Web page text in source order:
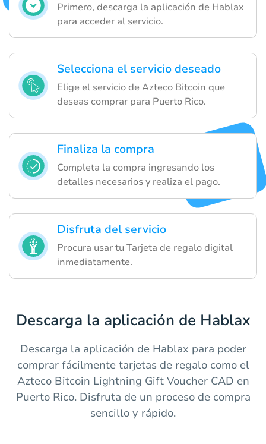
Primero, descarga la aplicación de Hablax
para acceder al servicio.
Selecciona el servicio deseado
Elige el servicio de Azteco Bitcoin que
deseas comprar para Puerto Rico.
Finaliza la compra
Completa la compra ingresando los
detalles necesarios y realiza el pago.
Disfruta del servicio
Procura usar tu Tarjeta de regalo digital
inmediatamente.
Descarga la aplicación de Hablax
Descarga la aplicación de Hablax para poder
comprar fácilmente tarjetas de regalo como el
Azteco Bitcoin Lightning Gift Voucher CAD en
Puerto Rico. Disfruta de un proceso de compra
sencillo y rápido.